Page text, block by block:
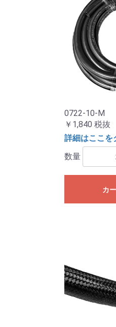
0722-10-M
￥1,840 税抜
詳細はここを
数量
カ